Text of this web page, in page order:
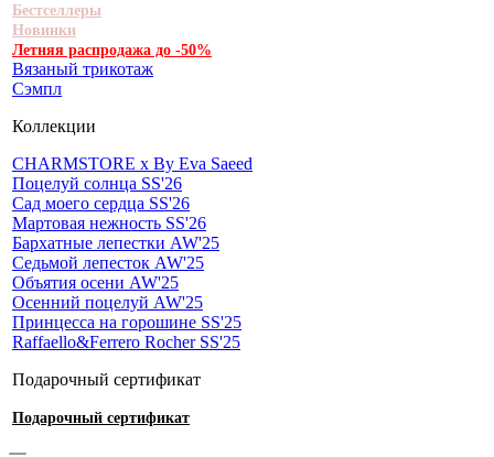
Бестселлеры
Новинки
Летняя распродажа до -50%
Вязаный трикотаж
Сэмпл
Коллекции
CHARMSTORE х By Eva Saeed
Поцелуй солнца SS'26
Сад моего сердца SS'26
Мартовая нежность SS'26
Бархатные лепестки AW'25
Седьмой лепесток AW'25
Объятия осени AW'25
Осенний поцелуй AW'25
Принцесса на горошине SS'25
Raffaello&Ferrero Rocher SS'25
Подарочный сертификат
Подарочный сертификат